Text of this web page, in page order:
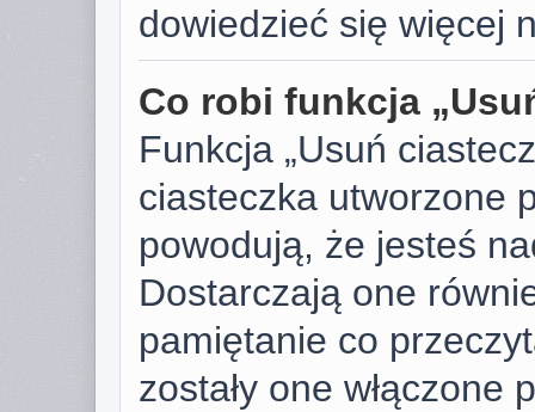
dowiedzieć się więcej
Co robi funkcja
Funkcja „Usuń
ciasteczka utworzone
powodują, że jesteś
Dostarczają one
pamiętanie co
zostały one